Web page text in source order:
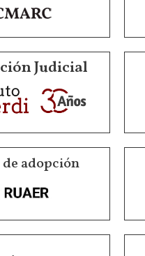
Judicial
adopción